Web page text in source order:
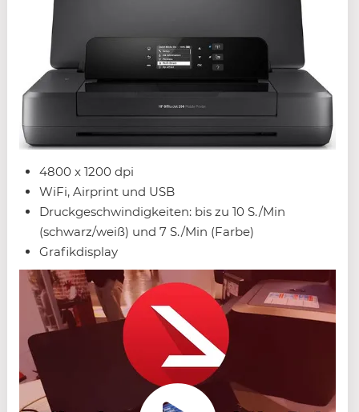
4800 x 1200 dpi
WiFi, Airprint und USB
Druckgeschwindigkeiten: bis zu 10 S./Min
(schwarz/weiß) und 7 S./Min (Farbe)
Grafikdisplay